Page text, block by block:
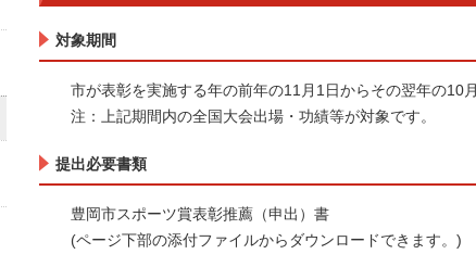
対象期間
市が表彰を実施する年の前年の11月1日からその翌年の10
注：上記期間内の全国大会出場・功績等が対象です。
提出必要書類
豊岡市スポーツ賞表彰推薦（申出）書
(ページ下部の添付ファイルからダウンロードできます。)